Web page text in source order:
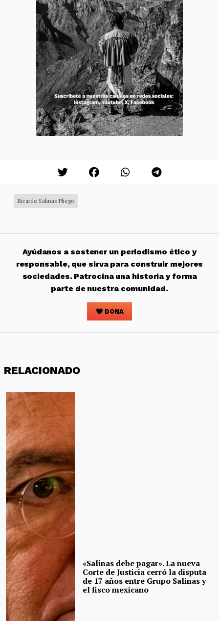
Ricardo Salinas Pliego
Ayúdanos a sostener un periodismo ético y
responsable, que sirva para construir mejores
sociedades. Patrocina una historia y forma
parte de nuestra comunidad.
DONA
RELACIONADO
«Salinas debe pagar». La nueva
Corte de Justicia cerró la disputa
de 17 años entre Grupo Salinas y
el fisco mexicano